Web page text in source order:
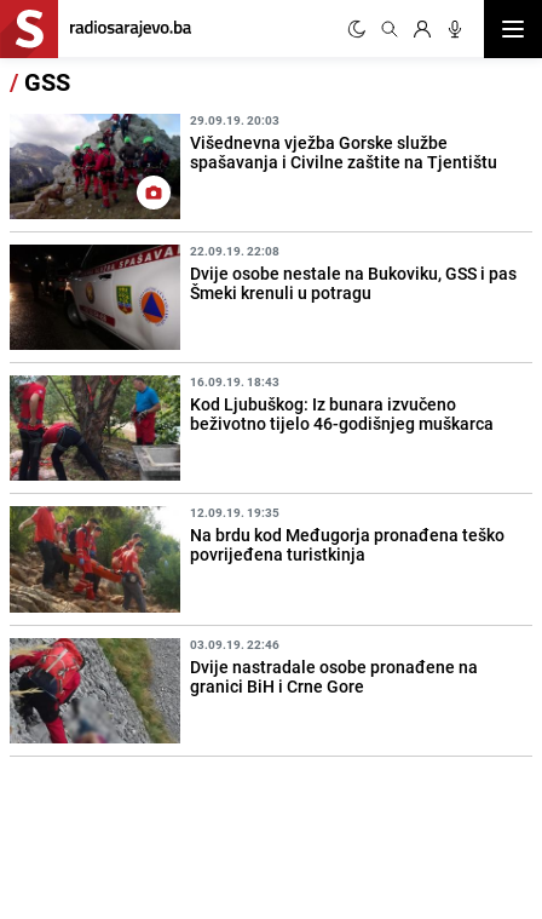
/ GSS
29.09.19. 20:03
Višednevna vježba Gorske službe
spašavanja i Civilne zaštite na Tjentištu
22.09.19. 22:08
Dvije osobe nestale na Bukoviku, GSS i pas
Šmeki krenuli u potragu
16.09.19. 18:43
Kod Ljubuškog: Iz bunara izvučeno
beživotno tijelo 46-godišnjeg muškarca
12.09.19. 19:35
Na brdu kod Međugorja pronađena teško
povrijeđena turistkinja
03.09.19. 22:46
Dvije nastradale osobe pronađene na
granici BiH i Crne Gore